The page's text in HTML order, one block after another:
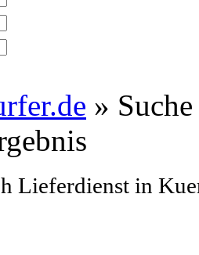
» Suche
Lieferdienst in